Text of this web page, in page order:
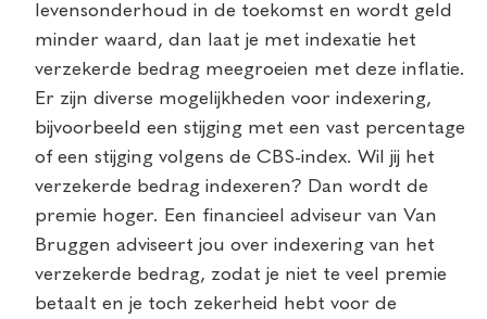
levensonderhoud in de toekomst en wordt geld
minder waard, dan laat je met indexatie het
verzekerde bedrag meegroeien met deze inflatie.
Er zijn diverse mogelijkheden voor indexering,
bijvoorbeeld een stijging met een vast percentage
of een stijging volgens de CBS-index. Wil jij het
verzekerde bedrag indexeren? Dan wordt de
premie hoger. Een financieel adviseur van Van
Bruggen adviseert jou over indexering van het
verzekerde bedrag, zodat je niet te veel premie
betaalt en je toch zekerheid hebt voor de